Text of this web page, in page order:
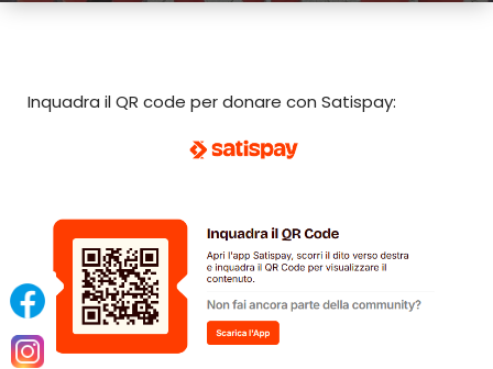
Inquadra il QR code per donare con Satispay: